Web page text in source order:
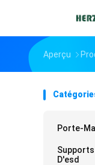
Aperçu
Porte-
Supports
D'esd